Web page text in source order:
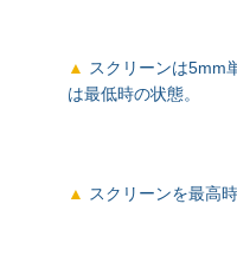
スクリーンは5mm
は最低時の状態。
スクリーンを最高